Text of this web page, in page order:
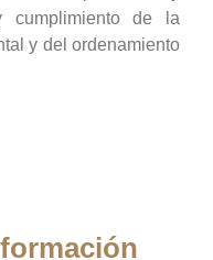
de la
y del ordenamiento